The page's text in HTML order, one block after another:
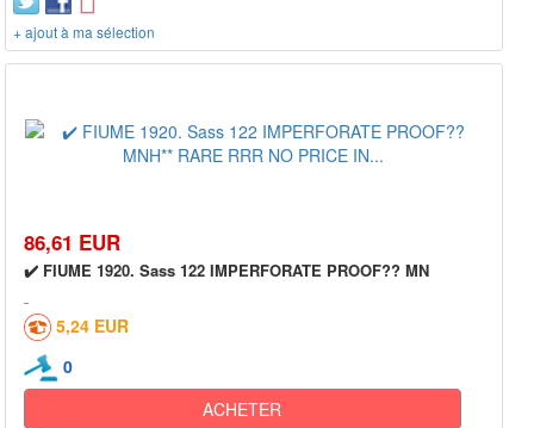
+ ajout à ma sélection
86,61 EUR
✔️ FIUME 1920. Sass 122 IMPERFORATE PROOF?? MN
5,24 EUR
0
ACHETER